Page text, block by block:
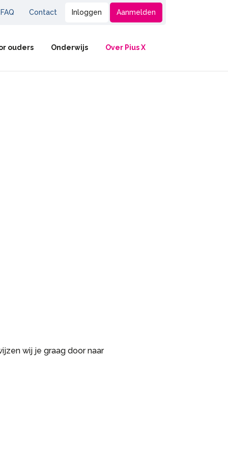
FAQ Contact Inloggen Aanmelden
ouders Onderwijs Over Pius X
wij je graag door naar